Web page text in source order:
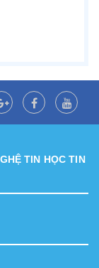
TIN HỌC TIN